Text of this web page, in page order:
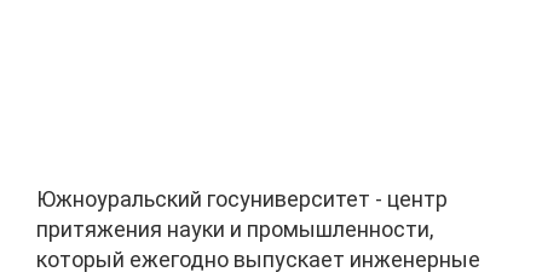
Южноуральский госуниверситет - центр
притяжения науки и промышленности,
который ежегодно выпускает инженерные